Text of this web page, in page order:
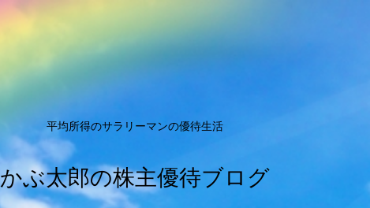
平均所得のサラリーマンの優待生活
かぶ太郎の株主優待ブログ